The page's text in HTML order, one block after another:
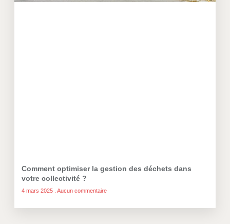
Comment optimiser la gestion des déchets dans
votre collectivité ?
4 mars 2025 Aucun commentaire